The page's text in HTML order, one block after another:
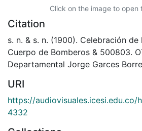
Click on the image to open
Citation
s. n. & s. n. (1900). Celebración
Cuerpo de Bomberos & 500803.
Departamental Jorge Garces
URI
https://audiovisuales.icesi.edu.co/
4332